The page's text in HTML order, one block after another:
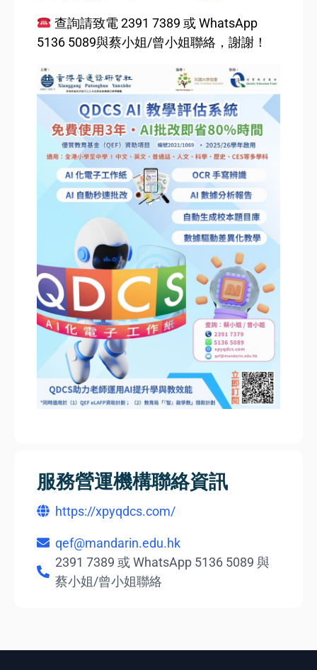
查詢請致電2391 7389 或WhatsApp
5136 5089與蔡小姐/曾小姐聯絡，謝謝！
服務營運機構聯絡資訊
https://xpyqdcs.com/
qef@mandarin.edu.hk
2391 7389 或 WhatsApp 5136 5089 與
蔡小姐/曾小姐聯絡